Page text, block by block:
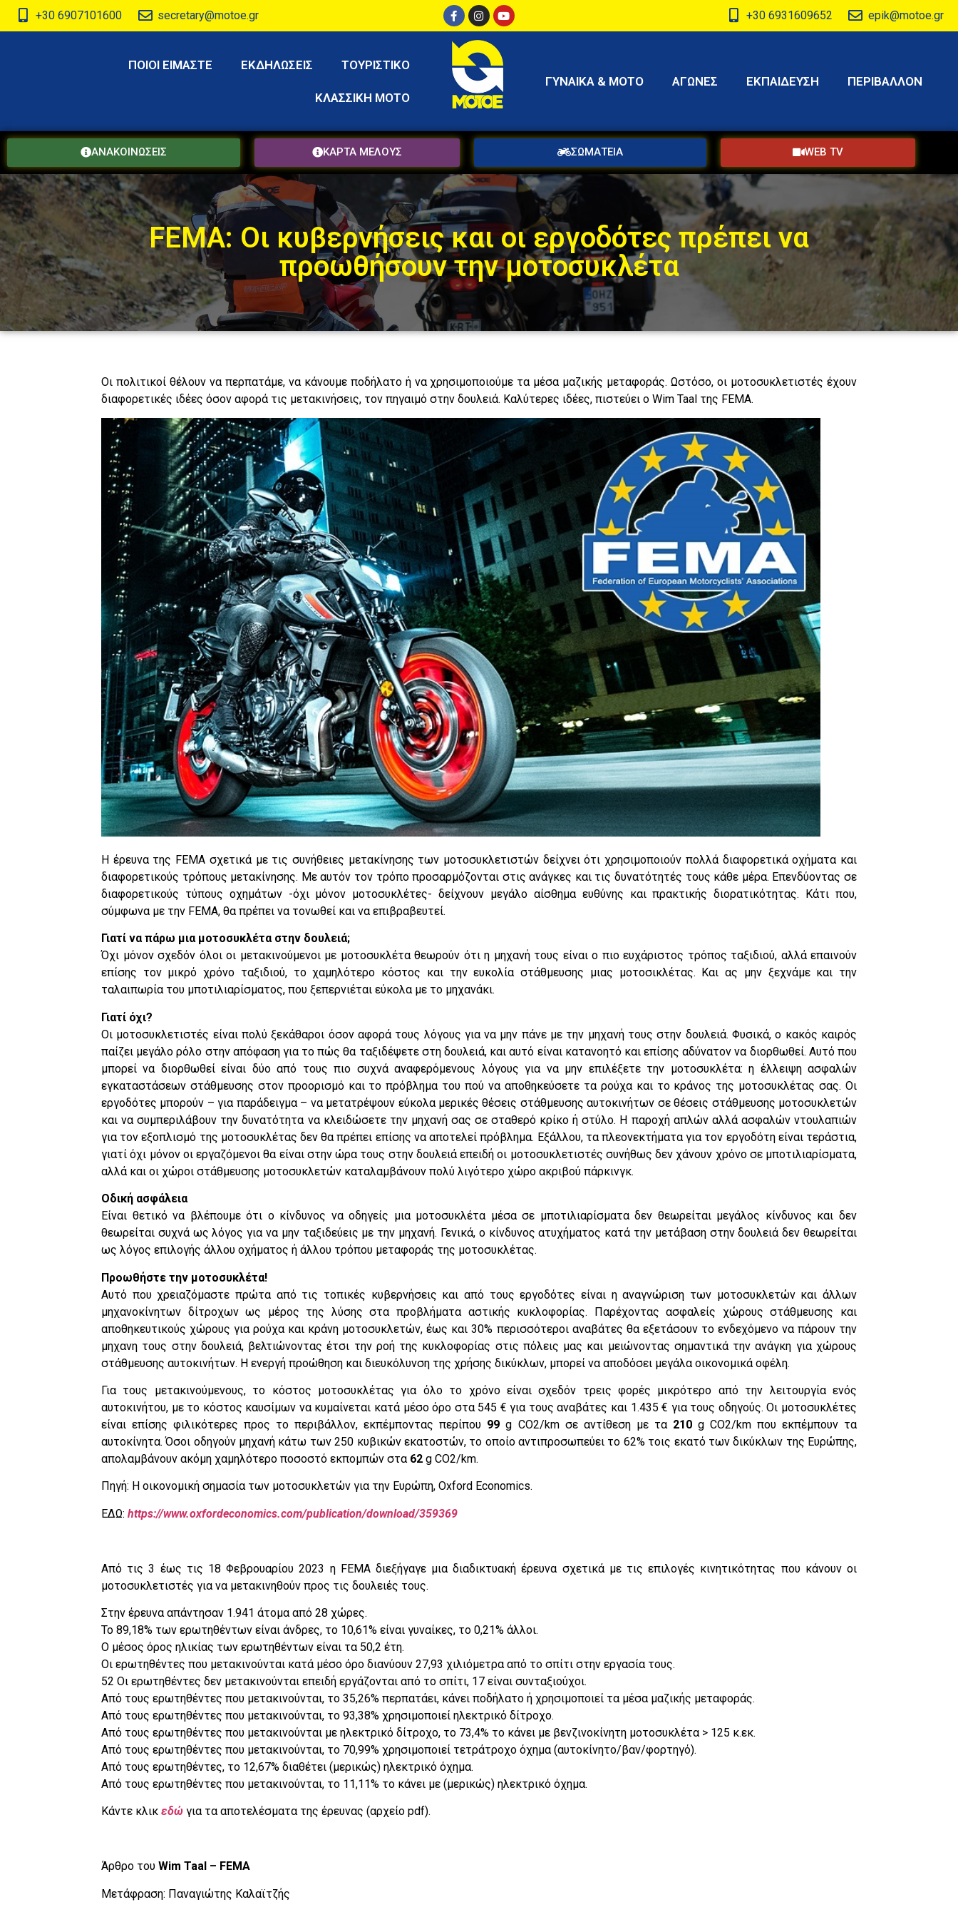
+30 6907101600 secretary@motoe.gr +30 6931609652 epik@motoe.gr
ΠΟΙΟΙ ΕΙΜΑΣΤΕ ΕΚΔΗΛΩΣΕΙΣ ΤΟΥΡΙΣΤΙΚΟ
ΚΛΑΣΣΙΚΗ ΜΟΤΟ
ΓΥΝΑΙΚΑ & ΜΟΤΟ ΑΓΩΝΕΣ ΕΚΠΑΙΔΕΥΣΗ ΠΕΡΙΒΑΛΛΟΝ
ΑΝΑΚΟΙΝΩΣΕΙΣ ΚΑΡΤΑ ΜΕΛΟΥΣ ΣΩΜΑΤΕΙΑ WEB TV
FEMA: Οι κυβερνήσεις και οι εργοδότες πρέπει να
προωθήσουν την μοτοσυκλέτα
Οι πολιτικοί θέλουν να περπατάμε, να κάνουμε ποδήλατο ή να χρησιμοποιούμε τα μέσα μαζικής μεταφοράς. Ωστόσο, οι μοτοσυκλετιστές έχουν
διαφορετικές ιδέες όσον αφορά τις μετακινήσεις, τον πηγαιμό στην δουλειά. Καλύτερες ιδέες, πιστεύει ο Wim Taal της FEMA.
Η έρευνα της FEMA σχετικά με τις συνήθειες μετακίνησης των μοτοσυκλετιστών δείχνει ότι χρησιμοποιούν πολλά διαφορετικά οχήματα και
διαφορετικούς τρόπους μετακίνησης. Με αυτόν τον τρόπο προσαρμόζονται στις ανάγκες και τις δυνατότητές τους κάθε μέρα. Επενδύοντας σε
διαφορετικούς τύπους οχημάτων -όχι μόνον μοτοσυκλέτες- δείχνουν μεγάλο αίσθημα ευθύνης και πρακτικής διορατικότητας. Κάτι που,
σύμφωνα με την FEMA, θα πρέπει να τονωθεί και να επιβραβευτεί.
Γιατί να πάρω μια μοτοσυκλέτα στην δουλειά;
Όχι μόνον σχεδόν όλοι οι μετακινούμενοι με μοτοσυκλέτα θεωρούν ότι η μηχανή τους είναι ο πιο ευχάριστος τρόπος ταξιδιού, αλλά επαινούν
επίσης τον μικρό χρόνο ταξιδιού, το χαμηλότερο κόστος και την ευκολία στάθμευσης μιας μοτοσικλέτας. Και ας μην ξεχνάμε και την
ταλαιπωρία του μποτιλιαρίσματος, που ξεπερνιέται εύκολα με το μηχανάκι.
Γιατί όχι?
Οι μοτοσυκλετιστές είναι πολύ ξεκάθαροι όσον αφορά τους λόγους για να μην πάνε με την μηχανή τους στην δουλειά. Φυσικά, ο κακός καιρός
παίζει μεγάλο ρόλο στην απόφαση για το πώς θα ταξιδέψετε στη δουλειά, και αυτό είναι κατανοητό και επίσης αδύνατον να διορθωθεί. Αυτό που
μπορεί να διορθωθεί είναι δύο από τους πιο συχνά αναφερόμενους λόγους για να μην επιλέξετε την μοτοσυκλέτα: η έλλειψη ασφαλών
εγκαταστάσεων στάθμευσης στον προορισμό και το πρόβλημα του πού να αποθηκεύσετε τα ρούχα και το κράνος της μοτοσυκλέτας σας. Οι
εργοδότες μπορούν – για παράδειγμα – να μετατρέψουν εύκολα μερικές θέσεις στάθμευσης αυτοκινήτων σε θέσεις στάθμευσης μοτοσυκλετών
και να συμπεριλάβουν την δυνατότητα να κλειδώσετε την μηχανή σας σε σταθερό κρίκο ή στύλο. Η παροχή απλών αλλά ασφαλών ντουλαπιών
για τον εξοπλισμό της μοτοσυκλέτας δεν θα πρέπει επίσης να αποτελεί πρόβλημα. Εξάλλου, τα πλεονεκτήματα για τον εργοδότη είναι τεράστια,
γιατί όχι μόνον οι εργαζόμενοι θα είναι στην ώρα τους στην δουλειά επειδή οι μοτοσυκλετιστές συνήθως δεν χάνουν χρόνο σε μποτιλιαρίσματα,
αλλά και οι χώροι στάθμευσης μοτοσυκλετών καταλαμβάνουν πολύ λιγότερο χώρο ακριβού πάρκινγκ.
Οδική ασφάλεια
Είναι θετικό να βλέπουμε ότι ο κίνδυνος να οδηγείς μια μοτοσυκλέτα μέσα σε μποτιλιαρίσματα δεν θεωρείται μεγάλος κίνδυνος και δεν
θεωρείται συχνά ως λόγος για να μην ταξιδεύεις με την μηχανή. Γενικά, ο κίνδυνος ατυχήματος κατά την μετάβαση στην δουλειά δεν θεωρείται
ως λόγος επιλογής άλλου οχήματος ή άλλου τρόπου μεταφοράς της μοτοσυκλέτας.
Προωθήστε την μοτοσυκλέτα!
Αυτό που χρειαζόμαστε πρώτα από τις τοπικές κυβερνήσεις και από τους εργοδότες είναι η αναγνώριση των μοτοσυκλετών και άλλων
μηχανοκίνητων δίτροχων ως μέρος της λύσης στα προβλήματα αστικής κυκλοφορίας. Παρέχοντας ασφαλείς χώρους στάθμευσης και
αποθηκευτικούς χώρους για ρούχα και κράνη μοτοσυκλετών, έως και 30% περισσότεροι αναβάτες θα εξετάσουν το ενδεχόμενο να πάρουν την
μηχανη τους στην δουλειά, βελτιώνοντας έτσι την ροή της κυκλοφορίας στις πόλεις μας και μειώνοντας σημαντικά την ανάγκη για χώρους
στάθμευσης αυτοκινήτων. Η ενεργή προώθηση και διευκόλυνση της χρήσης δικύκλων, μπορεί να αποδόσει μεγάλα οικονομικά οφέλη.
Για τους μετακινούμενους, το κόστος μοτοσυκλέτας για όλο το χρόνο είναι σχεδόν τρεις φορές μικρότερο από την λειτουργία ενός
αυτοκινήτου, με το κόστος καυσίμων να κυμαίνεται κατά μέσο όρο στα 545 € για τους αναβάτες και 1.435 € για τους οδηγούς. Οι μοτοσυκλέτες
είναι επίσης φιλικότερες προς το περιβάλλον, εκπέμποντας περίπου 99g CO2/km σε αντίθεση με τα 210 g CO2/km που εκπέμπουν τα
αυτοκίνητα. Όσοι οδηγούν μηχανή κάτω των 250 κυβικών εκατοστών, το οποίο αντιπροσωπεύει το 62% τοις εκατό των δικύκλων της Ευρώπης,
απολαμβάνουν ακόμη χαμηλότερο ποσοστό εκπομπών στα 62 g CO2/km.
Πηγή: Η οικονομική σημασία των μοτοσυκλετών για την Ευρώπη, Oxford Economics.
ΕΔΩ: https://www.oxfordeconomics.com/publication/download/359369
Από τις 3 έως τις 18 Φεβρουαρίου 2023 η FEMA διεξήγαγε μια διαδικτυακή έρευνα σχετικά με τις επιλογές κινητικότητας που κάνουν οι
μοτοσυκλετιστές για να μετακινηθούν προς τις δουλειές τους.
Στην έρευνα απάντησαν 1.941 άτομα από 28 χώρες.
Το 89,18% των ερωτηθέντων είναι άνδρες, το 10,61% είναι γυναίκες, το 0,21% άλλοι.
Ο μέσος όρος ηλικίας των ερωτηθέντων είναι τα 50,2 έτη.
Οι ερωτηθέντες που μετακινούνται κατά μέσο όρο διανύουν 27,93 χιλιόμετρα από το σπίτι στην εργασία τους.
52 Οι ερωτηθέντες δεν μετακινούνται επειδή εργάζονται από το σπίτι, 17 είναι συνταξιούχοι.
Από τους ερωτηθέντες που μετακινούνται, το 35,26% περπατάει, κάνει ποδήλατο ή χρησιμοποιεί τα μέσα μαζικής μεταφοράς.
Από τους ερωτηθέντες που μετακινούνται, το 93,38% χρησιμοποιεί ηλεκτρικό δίτροχο.
Από τους ερωτηθέντες που μετακινούνται με ηλεκτρικό δίτροχο, το 73,4% το κάνει με βενζινοκίνητη μοτοσυκλέτα > 125 κ.εκ.
Από τους ερωτηθέντες που μετακινούνται, το 70,99% χρησιμοποιεί τετράτροχο όχημα (αυτοκίνητο/βαν/φορτηγό).
Από τους ερωτηθέντες, το 12,67% διαθέτει (μερικώς) ηλεκτρικό όχημα.
Από τους ερωτηθέντες που μετακινούνται, το 11,11% το κάνει με (μερικώς) ηλεκτρικό όχημα.
Κάντε κλικ εδώ για τα αποτελέσματα της έρευνας (αρχείο pdf).
Άρθρο του Wim Taal – FEMA
Μετάφραση: Παναγιώτης Καλαϊτζής